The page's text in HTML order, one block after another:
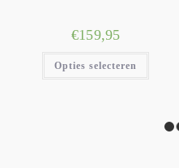
€159,95
Opties selecteren